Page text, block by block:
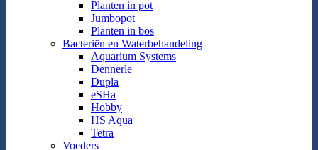
Planten in pot
Jumbopot
Planten in bos
Bacteriën en Waterbehandeling
Aquarium Systems
Dennerle
Dupla
eSHa
Hobby
HS Aqua
Tetra
Voeders